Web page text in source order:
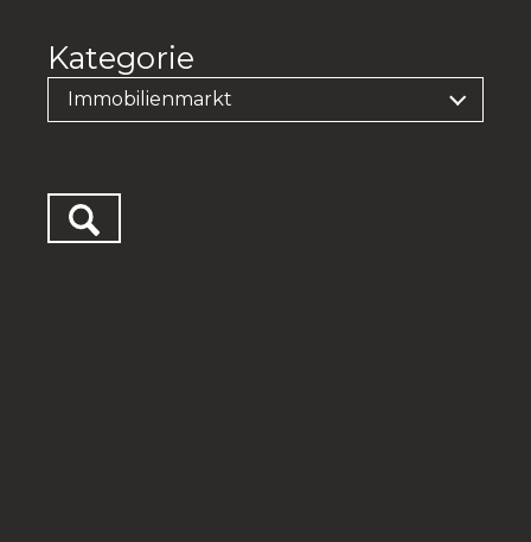
Kategorie
Immobilienmarkt